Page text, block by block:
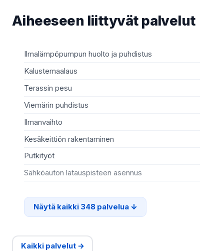
Aiheeseen liittyvät palvelut
Ilmalämpöpumpun huolto ja puhdistus
Kalustemaalaus
Terassin pesu
Viemärin puhdistus
Ilmanvaihto
Kesäkeittiön rakentaminen
Putkityöt
Sähköauton latauspisteen asennus
Näytä kaikki 348 palvelua
Kaikki palvelut →